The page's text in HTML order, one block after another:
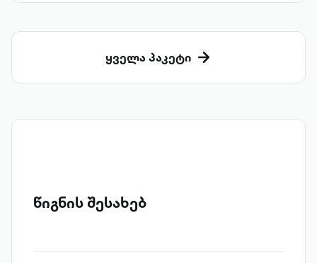
ყველა პაკეტი
წიგნის შესახებ